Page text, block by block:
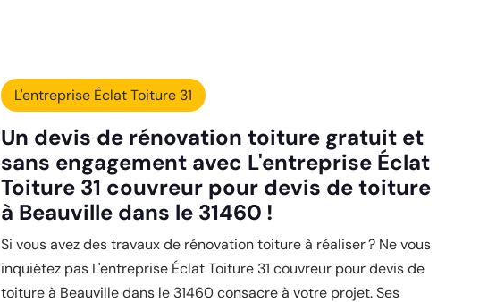
L'entreprise Éclat Toiture 31
Un devis de rénovation toiture gratuit et
sans engagement avec L'entreprise Éclat
Toiture 31 couvreur pour devis de toiture
à Beauville dans le 31460 !
Si vous avez des travaux de rénovation toiture à réaliser ? Ne vous
inquiétez pas L'entreprise Éclat Toiture 31 couvreur pour devis de
toiture à Beauville dans le 31460 consacre à votre projet. Ses